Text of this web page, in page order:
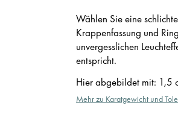
Wählen Sie eine
Krappenfassung und
unvergesslichen
entspricht.
Hier abgebildet mit: 1,5
Mehr zu Karatgewicht und